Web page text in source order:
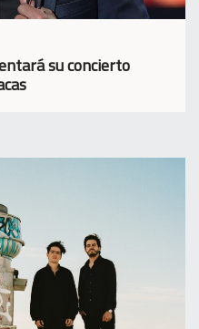
su concierto